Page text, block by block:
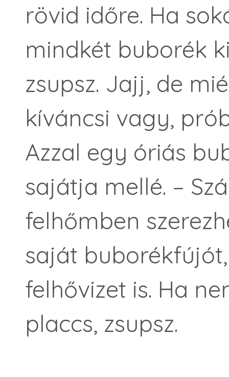
rövid időre. Ha
mindkét buborék
zsupsz. Jajj, de
kíváncsi vagy,
Azzal egy óriás
sajátja mellé. –
felhőmben
saját
felhővizet is. Ha
placcs, zsupsz.